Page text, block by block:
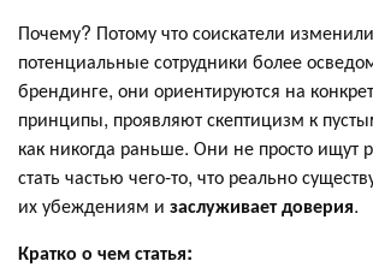
Почему? Потому что соискатели
потенциальные сотрудники более
брендинге, они ориентируются на
принципы, проявляют скептицизм к
как никогда раньше. Они не просто ищут
стать частью чего-то, что реально
их убеждениям и заслуживает доверия.
Кратко о чемстатья: